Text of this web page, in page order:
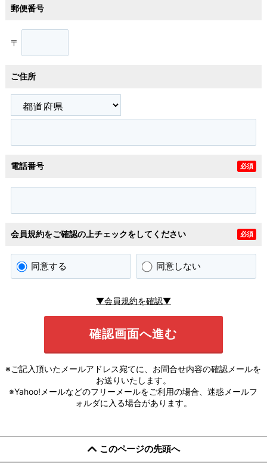
郵便番号
〒
ご住所
電話番号 必須
会員規約をご確認の上チェックをしてください 必須
同意する 同意しない
▼会員規約を確認▼
※ご記入頂いたメールアドレス宛てに、お問合せ内容の確認メールを
お送りいたします。
※Yahoo!メールなどのフリーメールをご利用の場合、迷惑メールフ
ォルダに入る場合があります。
このページの先頭へ